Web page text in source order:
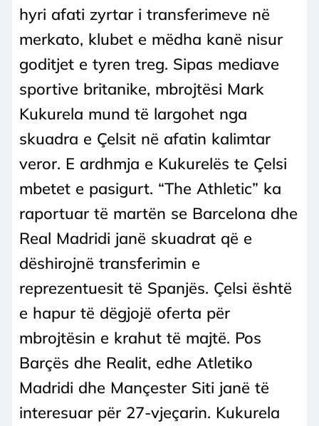
hyri afati zyrtar i transferimeve në
merkato, klubet e mëdha kanë nisur
goditjet e tyren treg. Sipas mediave
sportive britanike, mbrojtësi Mark
Kukurela mund të largohet nga
skuadra e Çelsit në afatin kalimtar
veror. E ardhmja e Kukurelës te Çelsi
mbetet e pasigurt. “The Athletic” ka
raportuar të martën se Barcelona dhe
Real Madridi janë skuadrat që e
dëshirojnë transferimin e
reprezentuesit të Spanjës. Çelsi është
e hapur të dëgjojë oferta për
mbrojtësin e krahut të majtë. Pos
Barçës dhe Realit, edhe Atletiko
Madridi dhe Mançester Siti janë të
interesuar për 27-vjeçarin. Kukurela